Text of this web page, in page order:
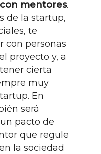
mentores.
de la startup,
te
con personas
proyecto y, a
cierta
muy
En
será
pacto de
que regule
la sociedad